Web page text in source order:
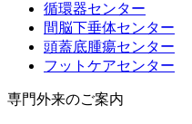
循環器センター
間脳下垂体センター
頭蓋底腫瘍センター
フットケアセンター
専門外来のご案内